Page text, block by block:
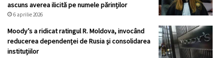
ascuns averea ilicită pe numele părinților
6 aprilie 2026
Moody’s a ridicat ratingul R. Moldova, invocând
reducerea dependenței de Rusia și consolidarea
instituțiilor